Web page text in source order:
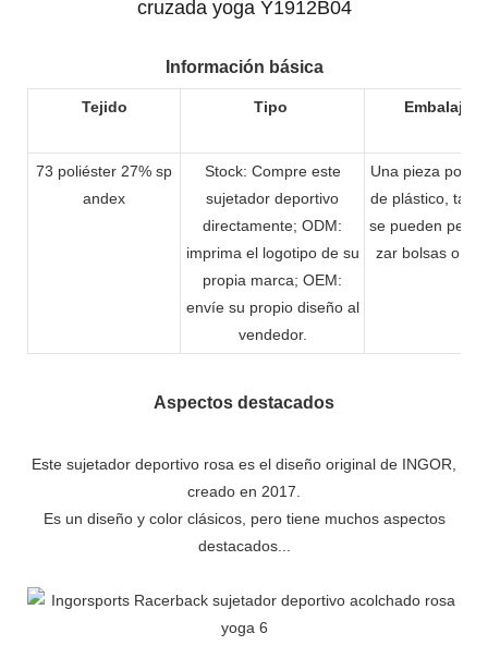
cruzada yoga Y1912B04
Información básica
Tejido Tipo Embalaje
73 poliéster 27% sp
andex
Stock: Compre este
sujetador deportivo
directamente; ODM:
imprima el logotipo de su
propia marca; OEM:
envíe su propio diseño al
vendedor.
Una pieza por
de plástico,
se pueden
zar bolsas o
Aspectos destacados
Este sujetador deportivo rosa es el diseño original de INGOR,
creado en 2017.
Es un diseño y color clásicos, pero tiene muchos aspectos
destacados...